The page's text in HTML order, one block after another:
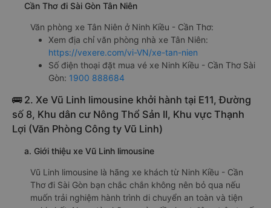
Cần Thơ đi Sài Gòn Tân Niên
Văn phòng xe Tân Niên ở Ninh Kiều - Cần Thơ:
Xem địa chỉ văn phòng nhà xe Tân Niên:
https://vexere.com/vi-VN/xe-tan-nien
Số điện thoại đặt mua vé xe Ninh Kiều - Cần Thơ Sài
Gòn: 1900 888684
🚌 2. Xe Vũ Linh limousine khởi hành tại E11, Đường
số 8, Khu dân cư Nông Thổ Sản II, Khu vực Thạnh
Lợi (Văn Phòng Công ty Vũ Linh)
a. Giới thiệu xe Vũ Linh limousine
Vũ Linh limousine là hãng xe khách từ Ninh Kiều - Cần
Thơ đi Sài Gòn bạn chắc chắn không nên bỏ qua nếu
muốn trải nghiệm hành trình di chuyển an toàn và tiện